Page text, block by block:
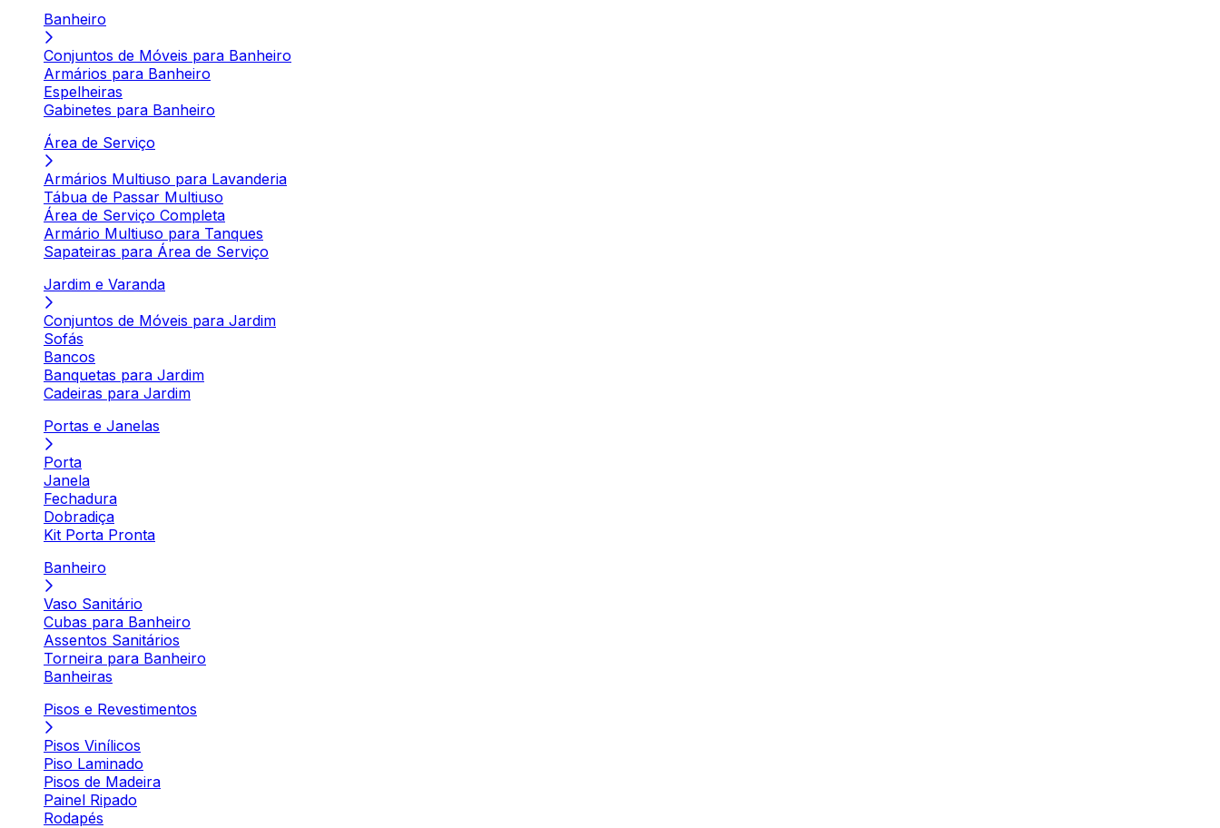
Banheiro
Conjuntos de Móveis para Banheiro
Armários para Banheiro
Espelheiras
Gabinetes para Banheiro
Área de Serviço
Armários Multiuso para Lavanderia
Tábua de Passar Multiuso
Área de Serviço Completa
Armário Multiuso para Tanques
Sapateiras para Área de Serviço
Jardim e Varanda
Conjuntos de Móveis para Jardim
Sofás
Bancos
Banquetas para Jardim
Cadeiras para Jardim
Portas e Janelas
Porta
Janela
Fechadura
Dobradiça
Kit Porta Pronta
Banheiro
Vaso Sanitário
Cubas para Banheiro
Assentos Sanitários
Torneira para Banheiro
Banheiras
Pisos e Revestimentos
Pisos Vinílicos
Piso Laminado
Pisos de Madeira
Painel Ripado
Rodapés